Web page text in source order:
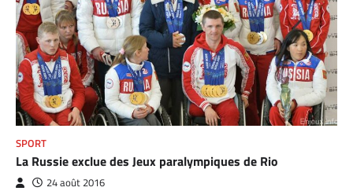
SPORT
La Russie exclue des Jeux paralympiques de Rio
24 août 2016